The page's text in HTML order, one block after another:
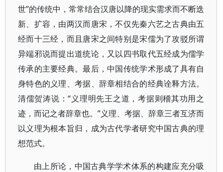
世”的传统中，常常结合汉唐以降的现实需求而不断迭
新、扩容，由两汉而唐宋，不仅先秦六艺之古典由五
经而十三经，而且唐宋之间特别是宋儒为了攻驳所谓
异端邪说而提出道统论，又以四书取代五经成为儒学
传承的主要经典。最后，中国传统学术形成了具有自
身特色的义理、考据、辞章相结合的经典诠释方法。
清儒贺涛说：“义理明先王之道，考据则稽其功用之
迹，而记之者辞章也。”义理、考据、辞章三者互济而
以义理为根本旨归，成为古代学者研究中国古典的理
想范式。
由上所论，中国古典学学术体系的构建应充分吸